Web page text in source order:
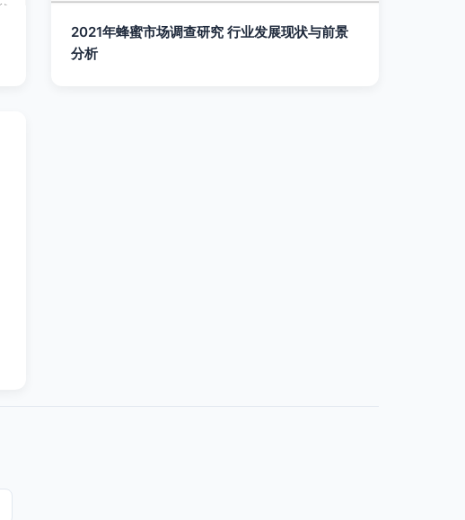
2021年蜂蜜市场调查研究 行业发展现状与前景
分析